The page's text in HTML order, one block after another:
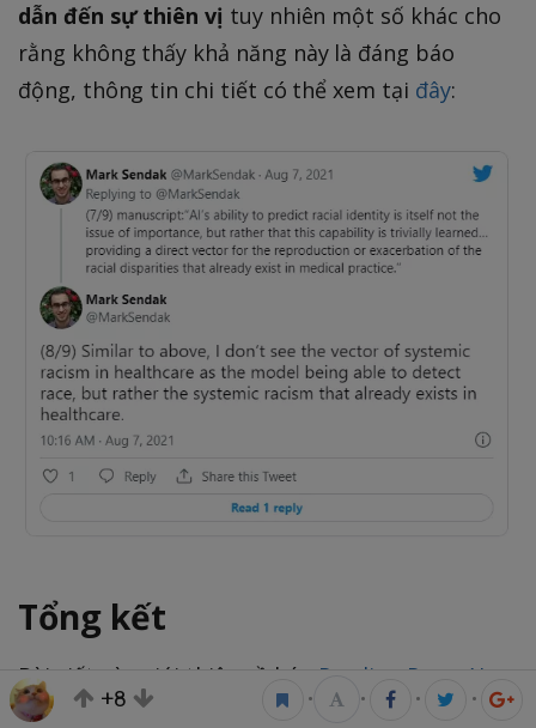
dẫn đến sự thiên vị tuy nhiên một số khác cho
rằng không thấy khả năng này là đáng báo
động, thông tin chi tiết có thể xem tại đây:
Tổng kết
Bài viết này giới thiệu về báo Reading Race: AI
Recognises Patient's Racial Identity In Medical
+8 • • • •